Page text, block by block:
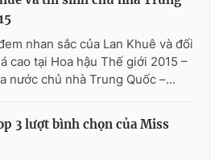
024.66 897 897
7300.7108
nhan sắc của Lan Khuê và đối
cao tại Hoa hậu Thế giới 2015 –
nước chủ nhà Trung Quốc –...
3 lượt bình chọn của Miss